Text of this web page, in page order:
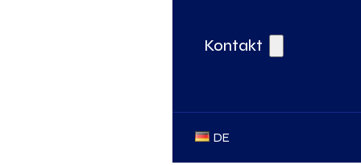
Kontakt
DE